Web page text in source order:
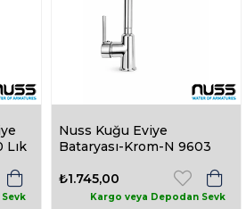
Lık
Nuss Kuğu Eviye
Bataryası-Krom-N 9603
₺1.745,00